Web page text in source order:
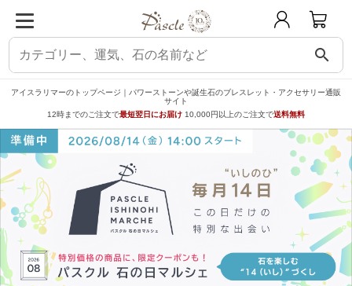
search
アイスラリマーのトップページ｜パワーストーンや誕生石のブレスレット・アクセサリー通販
サイト
12時までのご注文で最短翌日にお届け 10,000円以上のご注文で送料無料